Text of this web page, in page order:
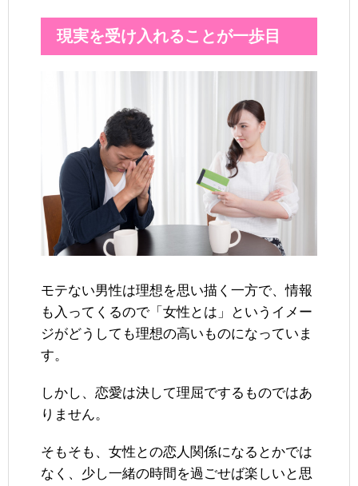
現実を受け入れることが一歩目
モテない男性は理想を思い描く一方で、情報
も入ってくるので「女性とは」というイメー
ジがどうしても理想の高いものになっていま
す。
しかし、恋愛は決して理屈でするものではあ
りません。
そもそも、女性との恋人関係になるとかでは
なく、少し一緒の時間を過ごせば楽しいと思